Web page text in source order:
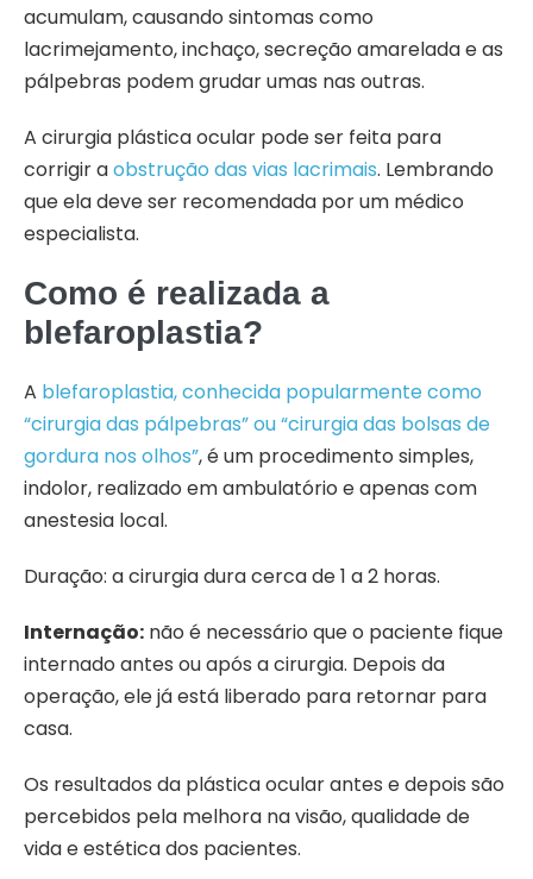
acumulam, causando sintomas como
lacrimejamento, inchaço, secreção amarelada e as
pálpebras podem grudar umas nas outras.
A cirurgia plástica ocular pode ser feita para
corrigir aobstrução das vias lacrimais. Lembrando
que ela deve ser recomendada por um médico
especialista.
Como é realizada a
blefaroplastia?
A blefaroplastia, conhecida popularmente como
“cirurgia das pálpebras” ou “cirurgia das bolsas de
gordura nos olhos”, é um procedimento simples,
indolor, realizado em ambulatório e apenas com
anestesia local.
Duração: a cirurgia dura cerca de 1 a 2 horas.
Internação: não é necessário que o paciente fique
internado antes ou após a cirurgia. Depois da
operação, ele já está liberado para retornar para
casa.
Os resultados da plástica ocular antes e depois são
percebidos pela melhora na visão, qualidade de
vida e estética dos pacientes.